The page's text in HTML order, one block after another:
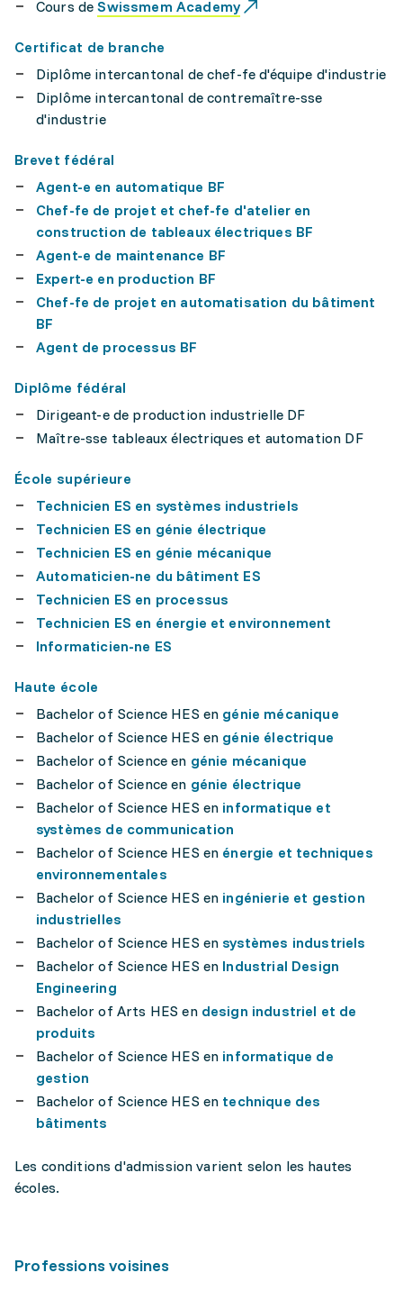
Cours deSwissmem Academy
Certificat de branche
Diplôme intercantonal de chef-fe d'équipe d'industrie
Diplôme intercantonal de contremaître-sse
d'industrie
Brevet fédéral
Agent-e en automatique BF
Chef-fe de projet et chef-fe d'atelier en
construction de tableaux électriques BF
Agent-e de maintenance BF
Expert-e en production BF
Chef-fe de projet en automatisation du bâtiment
BF
Agent de processus BF
Diplôme fédéral
Dirigeant-e de production industrielle DF
Maître-sse tableaux électriques et automation DF
École supérieure
Technicien ES en systèmes industriels
Technicien ES en génie électrique
Technicien ES en génie mécanique
Automaticien-ne du bâtiment ES
Technicien ES en processus
Technicien ES en énergie et environnement
Informaticien-ne ES
Haute école
Bachelor of Science HES en génie mécanique
Bachelor of Science HES en génie électrique
Bachelor of Science en génie mécanique
Bachelor of Science en génie électrique
Bachelor of Science HES en informatique et
systèmes de communication
Bachelor of Science HES en énergie et techniques
environnementales
Bachelor of Science HES en ingénierie et gestion
industrielles
Bachelor of Science HES en systèmes industriels
Bachelor of Science HES en Industrial Design
Engineering
Bachelor of Arts HES en design industriel et de
produits
Bachelor of Science HES en informatique de
gestion
Bachelor of Science HES en technique des
bâtiments
Les conditions d'admission varient selon les hautes
écoles.
Professions voisines